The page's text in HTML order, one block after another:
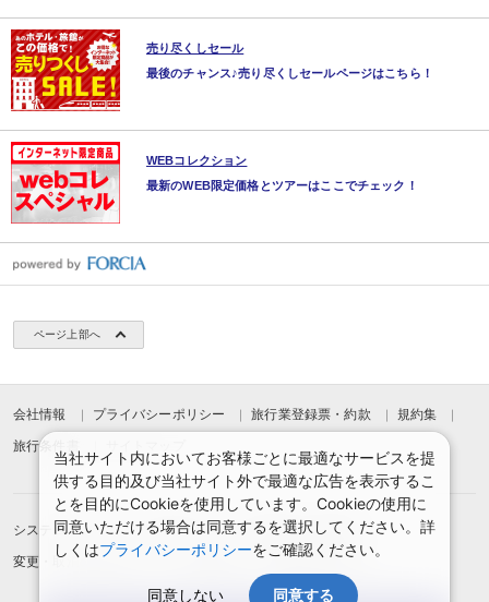
売り尽くしセール
最後のチャンス♪売り尽くしセールページはこちら！
WEBコレクション
最新のWEB限定価格とツアーはここでチェック！
ページ上部へ
会社情報 プライバシーポリシー 旅行業登録票・約款 規約集
旅行条件書
システムメンテナンスのお知らせ お申込みまでの手順
変更・取消のご案内 よくある質問 予約確認・変更
当社サイト内においてお客様ごとに最適なサービスを提
供する目的及び当社サイト外で最適な広告を表示するこ
とを目的にCookieを使用しています。Cookieの使用に
同意いただける場合は同意するを選択してください。詳
しくはプライバシーポリシーをご確認ください。
同意しない 同意する